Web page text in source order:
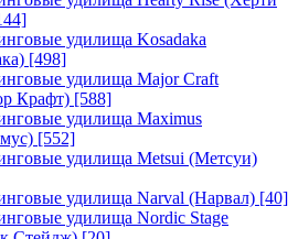
удилища Kosadaka
[498]
удилища Major Craft
Крафт) [588]
удилища Maximus
[552]
удилища Metsui (Метсуи)
удилища Narval (Нарвал) [40]
удилища Nordic Stage